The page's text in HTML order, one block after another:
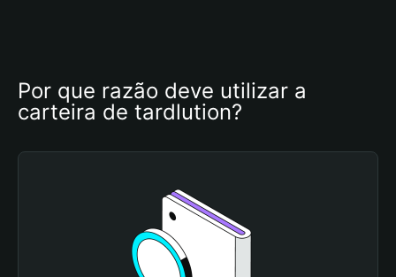
Por que razão deve utilizar a
carteira de tardlution?